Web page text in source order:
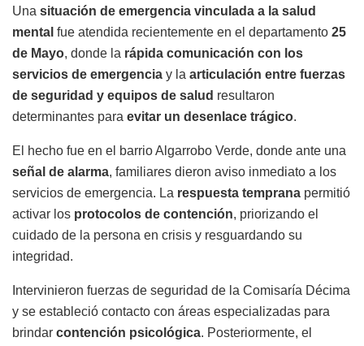
Una situación de emergencia vinculada a la salud
mental fue atendida recientemente en el departamento 25
de Mayo, donde la rápida comunicación con los
servicios de emergencia y la articulación entre fuerzas
de seguridad y equipos de salud resultaron
determinantes para evitar un desenlace trágico.
El hecho fue en el barrio Algarrobo Verde, donde ante una
señal de alarma, familiares dieron aviso inmediato a los
servicios de emergencia. La respuesta temprana permitió
activar los protocolos de contención, priorizando el
cuidado de la persona en crisis y resguardando su
integridad.
Intervinieron fuerzas de seguridad de la Comisaría Décima
y se estableció contacto con áreas especializadas para
brindar contención psicológica. Posteriormente, el